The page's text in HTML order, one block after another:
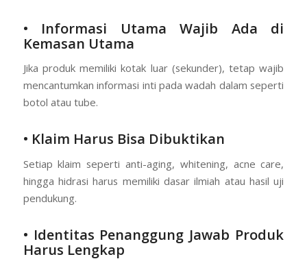
• Informasi Utama Wajib Ada di
Kemasan Utama
Jika produk memiliki kotak luar (sekunder), tetap wajib
mencantumkan informasi inti pada wadah dalam seperti
botol atau tube.
• Klaim Harus Bisa Dibuktikan
Setiap klaim seperti anti-aging, whitening, acne care,
hingga hidrasi harus memiliki dasar ilmiah atau hasil uji
pendukung.
• Identitas Penanggung Jawab Produk
Harus Lengkap